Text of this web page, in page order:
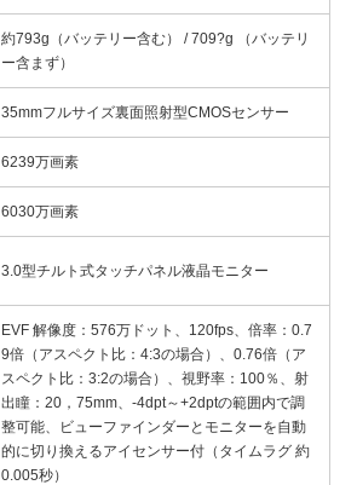
約793g（バッテリー含む） / 709?g （バッテリ
ー含まず）
35mmフルサイズ裏面照射型CMOSセンサー
6239万画素
6030万画素
3.0型チルト式タッチパネル液晶モニター
EVF 解像度：576万ドット、120fps、倍率：0.7
9倍（アスペクト比：4:3の場合）、0.76倍（ア
スペクト比：3:2の場合）、視野率：100％、射
出瞳：20，75mm、-4dpt～+2dptの範囲内で調
整可能、ビューファインダーとモニターを自動
的に切り換えるアイセンサー付（タイムラグ 約
0.005秒）